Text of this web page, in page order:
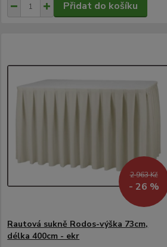
Přidat do košíku
2 963 Kč
- 26 %
Rautová sukně Rodos-výška 73cm,
délka 400cm - ekr